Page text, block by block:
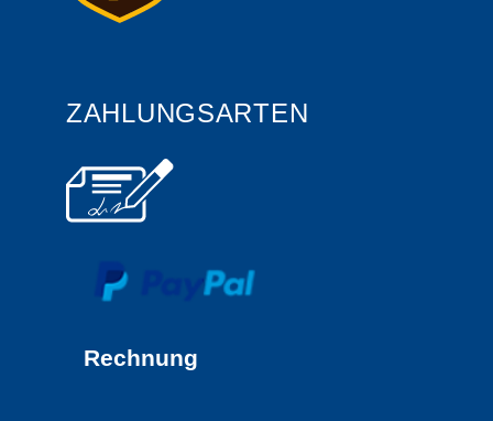
ZAHLUNGSARTEN
Rechnung